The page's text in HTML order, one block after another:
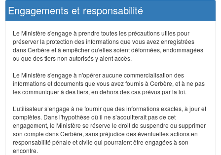
Engagements et responsabilité
Le Ministère s'engage à prendre toutes les précautions utiles pour
préserver la protection des informations que vous avez enregistrées
dans Cerbère et à empêcher qu'elles soient déformées, endommagées
ou que des tiers non autorisés y aient accès.
Le Ministère s'engage à n'opérer aucune commercialisation des
informations et documents que vous avez fournis à Cerbère, et à ne pas
les communiquer à des tiers, en dehors des cas prévus par la loi.
L’utilisateur s’engage à ne fournir que des informations exactes, à jour et
complètes. Dans l'hypothèse où il ne s’acquitterait pas de cet
engagement, le Ministère se réserve le droit de suspendre ou supprimer
son compte dans Cerbère, sans préjudice des éventuelles actions en
responsabilité pénale et civile qui pourraient être engagées à son
encontre.